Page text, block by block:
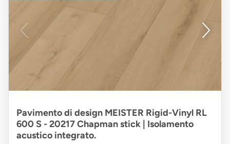
Pavimento di design MEISTER Rigid-Vinyl RL
600 S - 20217 Chapman stick | Isolamento
acustico integrato.